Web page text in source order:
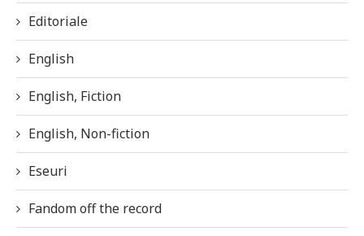
Editoriale
English
English, Fiction
English, Non-fiction
Eseuri
Fandom off the record